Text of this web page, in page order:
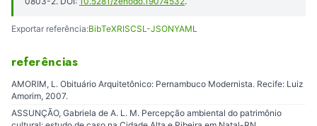
Exportar referência:BibTeXRISCSL-JSONYAML
referências
AMORIM, L. Obituário Arquitetônico: Pernambuco Modernista. Recife: Luiz
Amorim, 2007.
ASSUNÇÃO, Gabriela de A. L. M. Percepção ambiental do patrimônio